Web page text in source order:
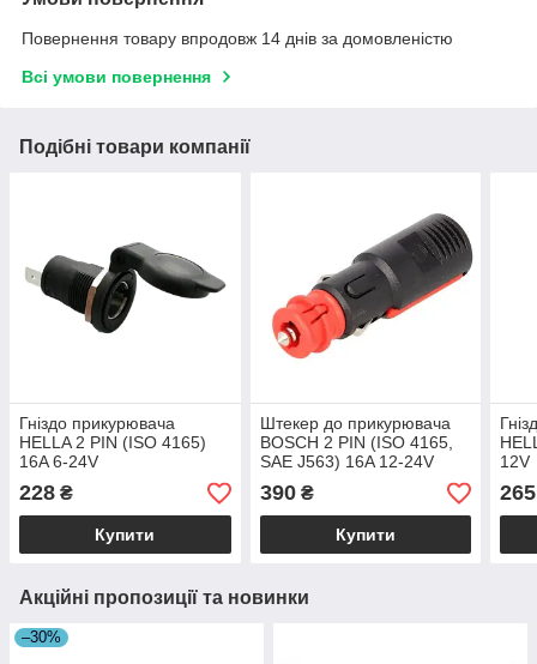
Повернення товару впродовж 14 днів за домовленістю
Всі умови повернення
Подібні товари компанії
Гніздо прикурювача
HELLA 2 PIN (ISO 4165)
16A 6-24V
228 ₴
Купити
Штекер до прикурювача
BOSCH 2 PIN (ISO 4165,
SAE J563) 16A 12-24V
390₴
Купити
12V
265
Акційні пропозиції та новинки
–30%